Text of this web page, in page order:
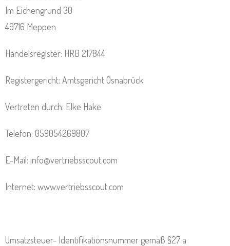
Im Eichengrund 30
49716 Meppen
Handelsregister: HRB 217844
Registergericht: Amtsgericht Osnabrück
Vertreten durch: Elke Hake
Telefon: 059054269807
E-Mail: info@vertriebsscout.com
Internet: www.vertriebsscout.com
Umsatzsteuer- Identifikationsnummer gemäß §27 a